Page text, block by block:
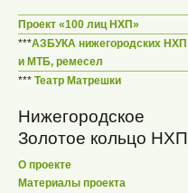
Проект «100 лиц НХП»
***АЗБУКА нижегородских НХП
и МТБ, ремесел
*** Театр Матрешки
Нижегородское
Золотое кольцо НХП
О проекте
Материалы проекта